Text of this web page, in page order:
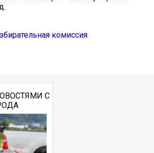
комиссия
С